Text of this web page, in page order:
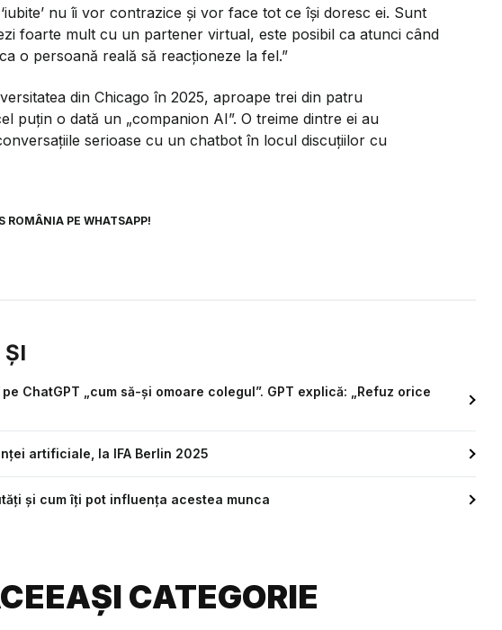
nu îi vor contrazice și vor face tot ce își doresc ei. Sunt
foarte mult cu un partener virtual, este posibil ca atunci când
o persoană reală să reacționeze la fel.”
din Chicago în 2025, aproape trei din patru
puțin o dată un „companion AI”. O treime dintre ei au
serioase cu un chatbot în locul discuțiilor cu
ROMÂNIA PE WHATSAPP!
ChatGPT „cum să-și omoare colegul”. GPT explică: „Refuz orice
artificiale, la IFA Berlin 2025
și cum îți pot influența acestea munca
CATEGORIE